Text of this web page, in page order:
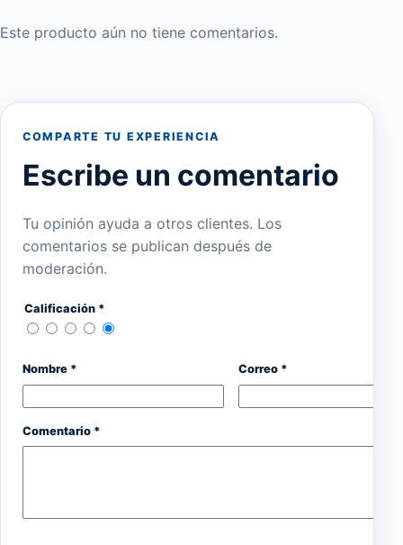
Este producto aún no tiene comentarios.
COMPARTE TU EXPERIENCIA
Escribe un comentario
Tu opinión ayuda a otros clientes. Los
comentarios se publican después de
moderación.
Calificación *
Nombre * Correo *
Comentario *